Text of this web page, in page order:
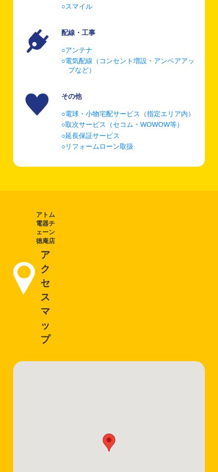
スマイル
配線・工事
アンテナ
電気配線（コンセント増設・アンペアアッ
プなど）
その他
電球・小物宅配サービス（指定エリア内）
取次サービス（セコム・WOWOW等）
延長保証サービス
リフォームローン取扱
アトム
電器チ
ェーン
徳庵店
ア
ク
セ
ス
マ
ッ
プ